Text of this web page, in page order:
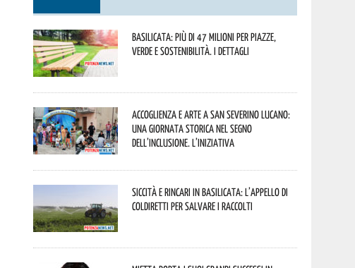
Basilicata: più di 47 milioni per piazze,
verde e sostenibilità. I dettagli
Accoglienza e arte a San Severino Lucano:
una giornata storica nel segno
dell’inclusione. L’iniziativa
Siccità e rincari in Basilicata: l’appello di
Coldiretti per salvare i raccolti